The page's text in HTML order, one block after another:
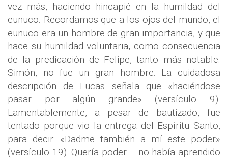
vez más, haciendo hincapié en la humildad del
eunuco. Recordamos que a los ojos del mundo, el
eunuco era un hombre de gran importancia, y que
hace su humildad voluntaria, como consecuencia
de la predicación de Felipe, tanto más notable.
Simón, no fue un gran hombre. La cuidadosa
descripción de Lucas señala que «haciéndose
pasar por algún grande» (versículo 9).
Lamentablemente, a pesar de bautizado, fue
tentado porque vio la entrega del Espíritu Santo,
para decir: «Dadme también a mí este poder»
(versículo 19). Quería poder – no había aprendido